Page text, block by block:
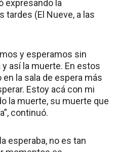
expresando la
tardes (El Nueve, a las
y esperamos sin
y así la muerte. En estos
la sala de espera más
Estoy acá con mi
la muerte, su muerte que
continuó.
esperaba, no es tan